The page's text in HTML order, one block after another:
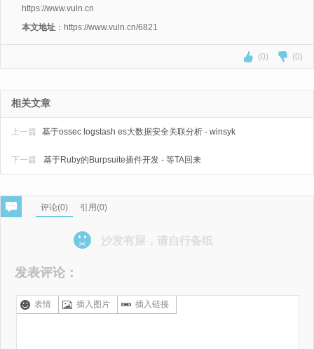
https://www.vuln.cn
本文地址 ：https://www.vuln.cn/6821
(0) (0)
相关文章
上一篇 基于ossec logstash es大数据安全关联分析 - winsyk
基于Ruby的Burpsuite插件开发 - 等TA回来
下一篇
评论(0) 引用(0)
沙发有屎，请自行备纸
发表评论：
表情 插入图片 插入链接